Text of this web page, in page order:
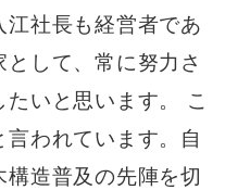
社長も経営者であ
して、常に努力さ
いと思います。 こ
われています。自
造普及の先陣を切